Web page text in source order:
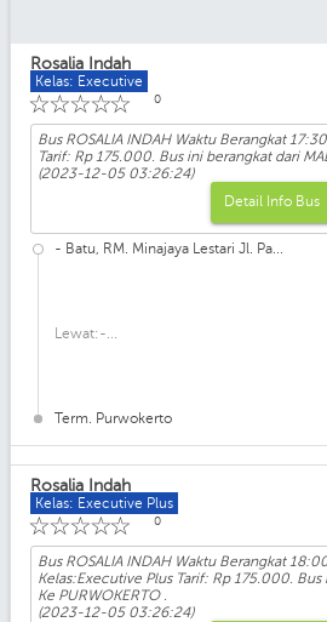
Rosalia Indah
Kelas: Executive
☆
☆
☆
☆
☆ 0
Bus ROSALIA INDAH Waktu Berangkat
Tarif: Rp 175.000. Bus ini berangkat dari
(2023-12-05 03:26:24)
Detail Info Bus
- Batu, RM. Minajaya Lestari Jl. Pa...
Lewat:-...
Term. Purwokerto
Rosalia Indah
Kelas: Executive Plus
☆
☆
☆
☆
☆ 0
Bus ROSALIA INDAH Waktu Berangkat
Kelas:Executive Plus Tarif: Rp 175.000. Bus
Ke PURWOKERTO .
(2023-12-05 03:26:24)